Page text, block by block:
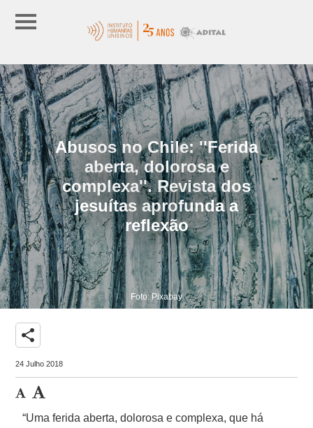
Abusos no Chile: ''Ferida
aberta, dolorosa e
complexa''. Revista dos
jesuítas aprofunda a
reflexão
Foto: Pixabay
share
24 Julho 2018
“Uma ferida aberta, dolorosa e complexa, que há